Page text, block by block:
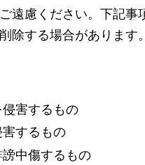
遠慮ください。下記
除する場合があります。
害するもの
するもの
中傷するもの